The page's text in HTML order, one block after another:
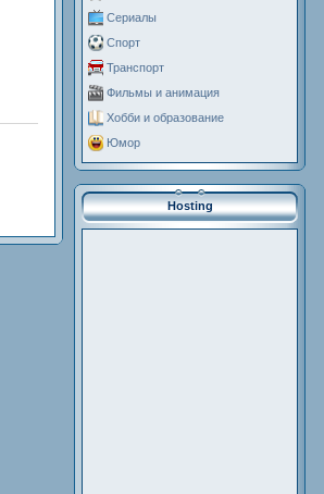
Сериалы
Спорт
Транспорт
Фильмы и анимация
Хобби и образование
Юмор
Hosting